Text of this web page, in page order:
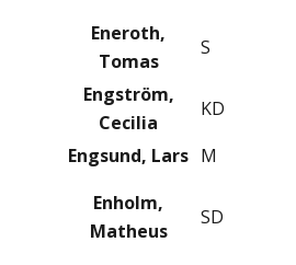
Eneroth,
Tomas
S
Engström,
Cecilia
KD
Engsund, Lars M
Enholm,
Matheus
SD